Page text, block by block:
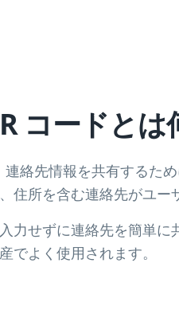
コードとは
絡先情報を共有するた
住所を含む連絡先がユー
力せずに連絡先を簡単
でよく使用されます。